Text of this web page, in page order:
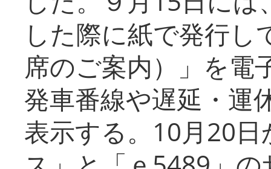
した際に紙で発行し
席のご案内）」を電
発車番線や遅延・運
表示する。10月20